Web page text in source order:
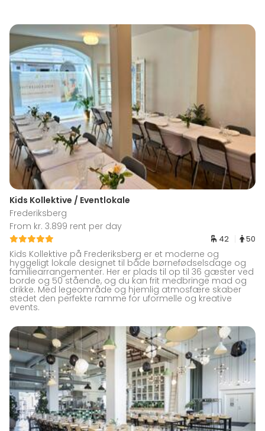
Kids Kollektive / Eventlokale
Frederiksberg
From kr. 3.899 rent per day
42 50
Kids Kollektive på Frederiksberg er et moderne og
hyggeligt lokale designet til både børnefødselsdage og
familiearrangementer. Her er plads til op til 36 gæster ved
borde og 50 stående, og du kan frit medbringe mad og
drikke. Med legeområde og hjemlig atmosfære skaber
stedet den perfekte ramme for uformelle og kreative
events.